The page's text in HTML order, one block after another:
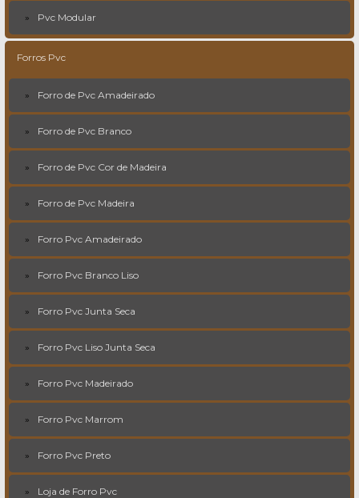
Pvc Modular
Forros Pvc
Forro de Pvc Amadeirado
Forro de Pvc Branco
Forro de Pvc Cor de Madeira
Forro de Pvc Madeira
Forro Pvc Amadeirado
Forro Pvc Branco Liso
Forro Pvc Junta Seca
Forro Pvc Liso Junta Seca
Forro Pvc Madeirado
Forro Pvc Marrom
Forro Pvc Preto
Loja de Forro Pvc